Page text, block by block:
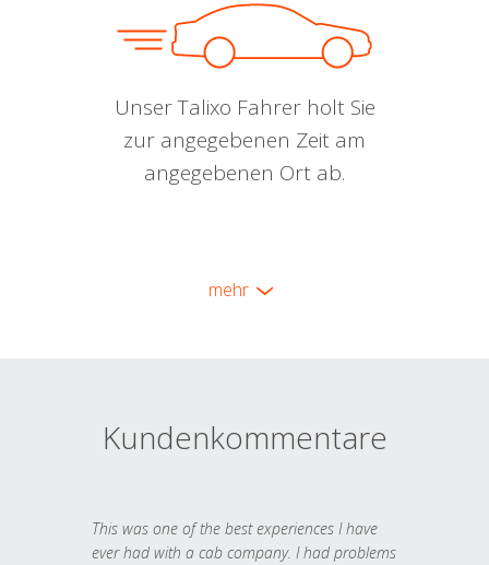
Unser Talixo Fahrer holt Sie
zur angegebenen Zeit am
angegebenen Ort ab.
mehr
Kundenkommentare
This was one of the best experiences I have
ever had with a cab company. I had problems